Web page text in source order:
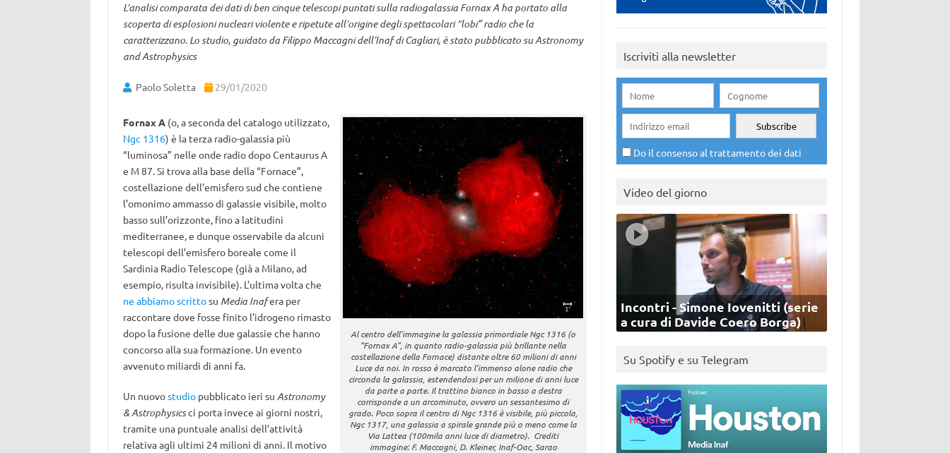
L’analisi comparata dei dati di ben cinque telescopi puntati sulla radiogalassia Fornax A ha portato alla
scoperta di esplosioni nucleari violente e ripetute all’origine degli spettacolari “lobi” radio che la
caratterizzano. Lo studio, guidato da Filippo Maccagni dell’Inaf di Cagliari, è stato pubblicato su Astronomy
and Astrophysics
Paolo Soletta 29/01/2020
Al centro dell’immagine la galassia primordiale Ngc 1316 (o
“Fornax A”, in quanto radio-galassia più brillante nella
costellazione della Fornace) distante oltre 60 milioni di anni
Luce da noi. In rosso è marcato l’immenso alone radio che
circonda la galassia, estendendosi per un milione di anni luce
da parte a parte. Il trattino bianco in basso a destra
corrisponde a un arcominuto, ovvero un sessantesimo di
grado. Poco sopra il centro di Ngc 1316 è visibile, più piccola,
Ngc 1317, una galassia a spirale grande più o meno come la
Via Lattea (100mila anni luce di diametro). Crediti
immagine: F. Maccagni, D. Kleiner, Inaf-Oac, Sarao
Fornax A(o, a seconda del catalogo utilizzato,
Ngc 1316) è la terza radio-galassia più
“luminosa” nelle onde radio dopo Centaurus A
e M 87. Si trova alla base della “Fornace”,
costellazione dell’emisfero sud che contiene
l’omonimo ammasso di galassie visibile, molto
basso sull’orizzonte, fino a latitudini
mediterranee, e dunque osservabile da alcuni
telescopi dell’emisfero boreale come il
Sardinia Radio Telescope (già a Milano, ad
esempio, risulta invisibile). L’ultima volta che
ne abbiamo scrittosu Media Inafera per
raccontare dove fosse finito l’idrogeno rimasto
dopo la fusione delle due galassie che hanno
concorso alla sua formazione. Un evento
avvenuto miliardi di anni fa.
Un nuovostudiopubblicato ieri su Astronomy
& Astrophysicsci porta invece ai giorni nostri,
tramite una puntuale analisi dell’attività
relativa agli ultimi 24 milioni di anni. Il motivo
Iscriviti alla newsletter
Do il consenso al trattamento dei dati
Video del giorno
Incontri - Simone Iovenitti (serie
a cura di Davide Coero Borga)
Su Spotify e su Telegram